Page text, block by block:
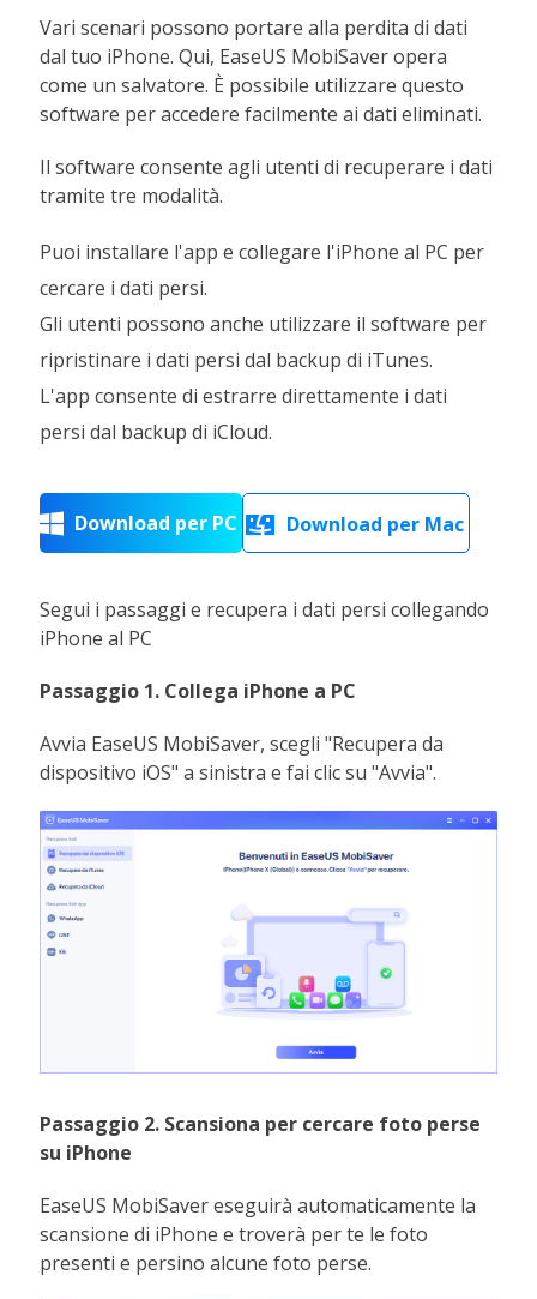
Vari scenari possono portare alla perdita di dati
dal tuo iPhone. Qui, EaseUS MobiSaver opera
come un salvatore. È possibile utilizzare questo
software per accedere facilmente ai dati eliminati.
Il software consente agli utenti di recuperare i dati
tramite tre modalità.
Puoi installare l'app e collegare l'iPhone al PC per
cercare i dati persi.
Gli utenti possono anche utilizzare il software per
ripristinare i dati persi dal backup di iTunes.
L'app consente di estrarre direttamente i dati
persi dal backup di iCloud.
 Download per PC  Download per Mac
Segui i passaggi e recupera i dati persi collegando
iPhone al PC
Passaggio 1. Collega iPhone a PC
Avvia EaseUS MobiSaver, scegli "Recupera da
dispositivo iOS" a sinistra e fai clic su "Avvia".
Passaggio 2. Scansiona per cercare foto perse
su iPhone
EaseUS MobiSaver eseguirà automaticamente la
scansione di iPhone e troverà per te le foto
presenti e persino alcune foto perse.